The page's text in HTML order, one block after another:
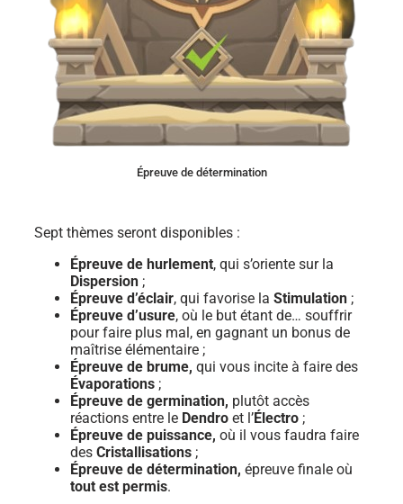
Épreuve de détermination
Sept thèmes seront disponibles :
Épreuve de hurlement, qui s’oriente sur la
Dispersion ;
Épreuve d’éclair, qui favorise la Stimulation ;
Épreuve d’usure, où le but étant de… souffrir
pour faire plus mal, en gagnant un bonus de
maîtrise élémentaire ;
Épreuve de brume, qui vous incite à faire des
Évaporations ;
Épreuve de germination, plutôt accès
réactions entre le Dendro et l’Électro ;
Épreuve de puissance, où il vous faudra faire
des Cristallisations ;
Épreuve de détermination, épreuve finale où
tout est permis.